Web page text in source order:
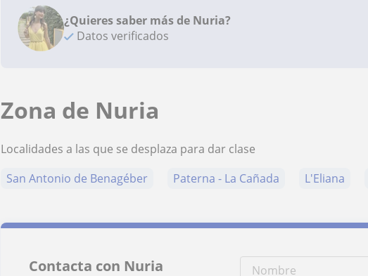
¿Quieres saber más de Nuria?
Datos verificados
Zona de Nuria
Localidades a las que se desplaza para dar clase
San Antonio de Benagéber
Paterna - La Cañada L'Eliana
Contacta con Nuria